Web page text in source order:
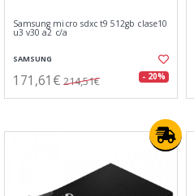
Samsung micro sdxc t9 512gb clase10
u3 v30 a2 c/a
SAMSUNG
171,61€ 214,51€ - 20%